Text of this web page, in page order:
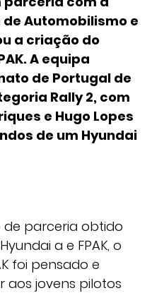
Automobilismo e
a criação do
A equipa
de Portugal de
Rally 2, com
e Hugo Lopes
de um Hyundai
de parceria obtido
a e FPAK, o
foi pensado e
jovens pilotos